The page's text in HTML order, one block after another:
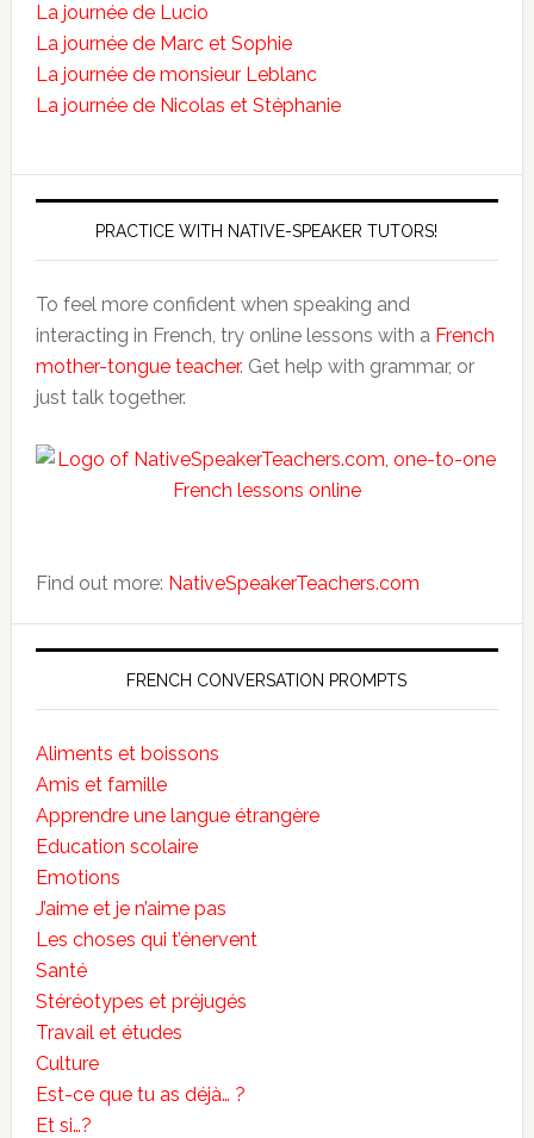
La journée de Lucio
La journée de Marc et Sophie
La journée de monsieur Leblanc
La journée de Nicolas et Stéphanie
PRACTICE WITH NATIVE-SPEAKER TUTORS!
To feel more confident when speaking and
interacting in French, try online lessons with a French
mother-tongue teacher. Get help with grammar, or
just talk together.
Find out more: NativeSpeakerTeachers.com
FRENCH CONVERSATION PROMPTS
Aliments et boissons
Amis et famille
Apprendre une langue étrangère
Education scolaire
Emotions
J’aime et je n’aime pas
Les choses qui t’énervent
Santé
Stéréotypes et préjugés
Travail et études
Culture
Est-ce que tu as déjà… ?
Et si…?